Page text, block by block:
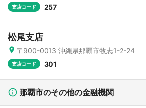
支店コード 257
松尾支店
〒900-0013 沖縄県那覇市牧志1-2-24
支店コード 301
那覇市のその他の金融機関